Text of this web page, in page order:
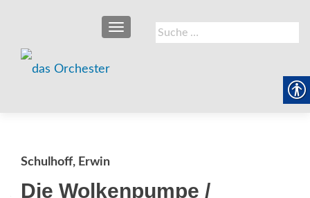
Suche
nach:
SCHALTE NAVIGATION
Schulhoff, Erwin
Die Wolkenpumpe /